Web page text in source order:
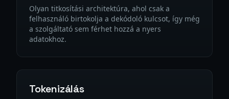
Olyan titkosítási architektúra, ahol csak a
felhasználó birtokolja a dekódoló kulcsot, így még
a szolgáltató sem férhet hozzá a nyers
adatokhoz.
Tokenizálás